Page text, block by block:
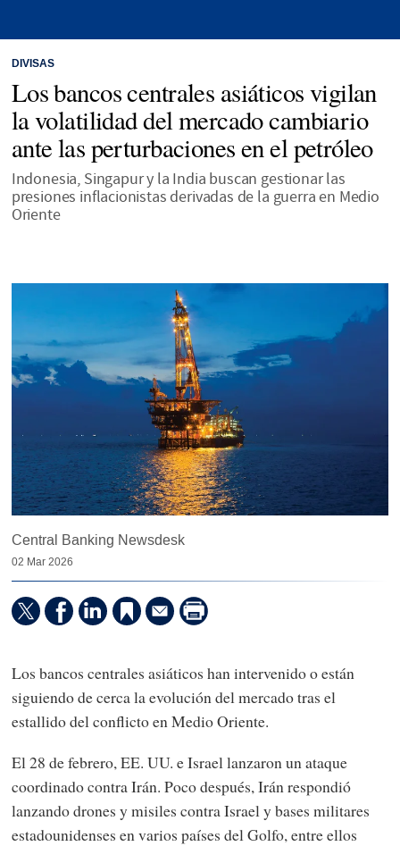
DIVISAS
Los bancos centrales asiáticos vigilan
la volatilidad del mercado cambiario
ante las perturbaciones en el petróleo
Indonesia, Singapur y la India buscan gestionar las
presiones inflacionistas derivadas de la guerra en Medio
Oriente
Central Banking Newsdesk
02 Mar 2026
Los bancos centrales asiáticos han intervenido o están
siguiendo de cerca la evolución del mercado tras el
estallido del conflicto en Medio Oriente.
El 28 de febrero, EE. UU. e Israel lanzaron un ataque
coordinado contra Irán. Poco después, Irán respondió
lanzando drones y misiles contra Israel y bases militares
estadounidenses en varios países del Golfo, entre ellos